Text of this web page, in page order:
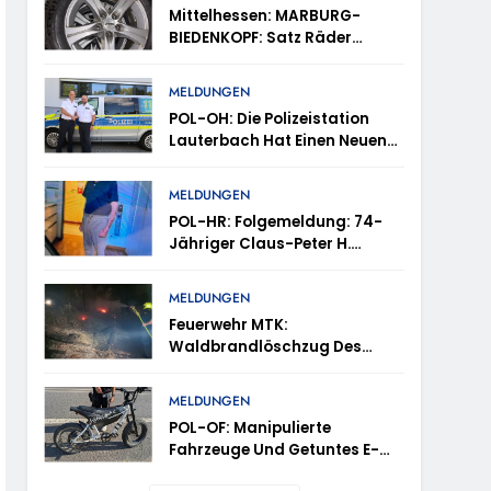
– TRuP-Spezialisten Decken Gleich Mehrere
Vermisst
Und Taunusstein-Seitzenhahn –
Erbeten Und Wer Hat Den Fahrraddieb
Mittelhessen: MARBURG-
BIEDENKOPF: Satz Räder
MELDUNGEN
POL-OH: Die Polizeistation
Lauterbach Hat Einen Neuen
Markus Höfer
MELDUNGEN
POL-HR: Folgemeldung: 74-
Jähriger Claus-Peter H.
Veröffentlichung Eines Fotos
MELDUNGEN
Feuerwehr MTK:
Waldbrandlöschzug Des
Unterstützt Bei Waldbrand Im
Rheingau-Taunus-Kreis –
Rund 45 Einsatzkräfte
Sicherten In Schwierigem
MELDUNGEN
POL-OF: Manipulierte
Fahrzeuge Und Getuntes E-